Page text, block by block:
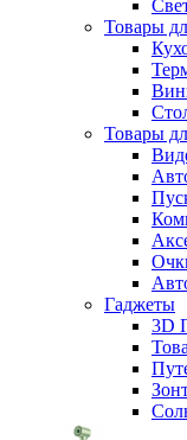
Товары
Товары
Гаджеты
3D